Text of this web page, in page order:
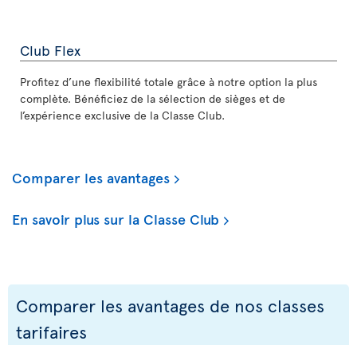
Club Flex
Profitez d’une flexibilité totale grâce à notre option la plus
complète. Bénéficiez de la sélection de sièges et de
l’expérience exclusive de la Classe Club.
Comparer les avantages
En savoir plus sur la Classe Club
Comparer les avantages de nos classes
tarifaires